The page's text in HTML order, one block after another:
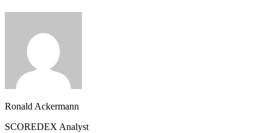
Ronald Ackermann
SCOREDEX Analyst